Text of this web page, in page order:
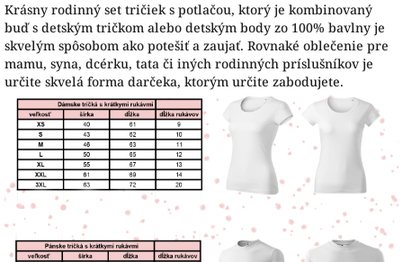
Krásny rodinný set tričiek s potlačou, ktorý je kombinovaný
buď s detským tričkom alebo detským body zo 100% bavlny je
skvelým spôsobom ako potešiť a zaujať. Rovnaké oblečenie pre
mamu, syna, dcérku, tata či iných rodinných príslušníkov je
určite skvelá forma darčeka, ktorým určite zabodujete.